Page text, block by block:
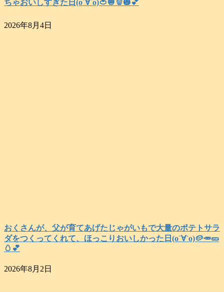
ちゃおいしすぎた日(о´∀`о)🍅🧅🫑🎃💕
2026年8月4日
おくさんが、父が育てあげたじゃがいもで大量のポテトサラ
ダをつくってくれて、ほっこりおいしかった日(о´∀`о)🥔🥕🥒
🥚💕
2026年8月2日